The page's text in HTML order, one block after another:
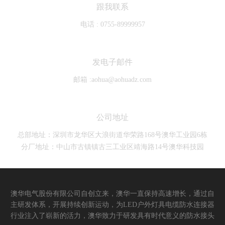
跟我联系
电话 : 0755-89999957
发电子邮件
邮箱 :aohua@aohuadz.com
公司地址
总部地址：深圳市龙华区大浪街道华荣路168号澳华工业园6栋
分厂地址：中山市古镇镇古三工业区靖海路14号澳华科技园
澳华电气股份有限公司自创立来，澳华一直保持高速增长，通过自
主研发体系，开展持续创新运动，为LED户外灯具电缆防水连接器
行业注入了崭新的活力，澳华致力于研发具有时代意义的防水接头